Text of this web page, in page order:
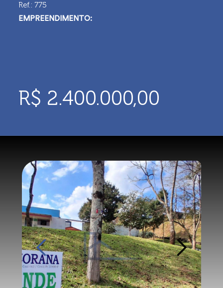
Ref.: 775
EMPREENDIMENTO:
R$ 2.400.000,00